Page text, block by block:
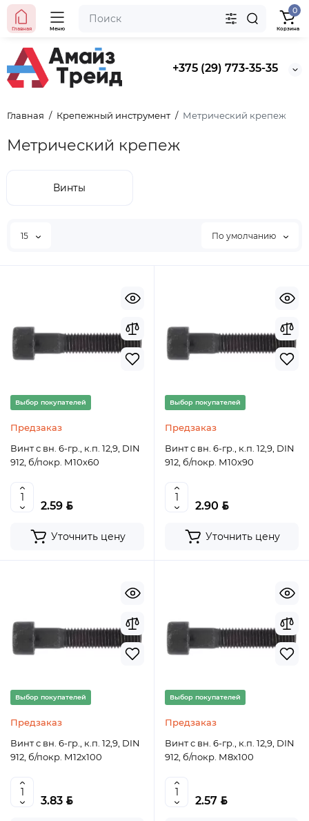
+375 (29) 773-35-35
Главная Меню
0
Корзина
Главная Крепежный инструмент Метрический крепеж
Метрический крепеж
Винты
15 По умолчанию
Выбор покупателей
Предзаказ
Винт с вн. 6-гр., к.п. 12,9, DIN
912, б/покр. М10х60
2.59 BYN
Уточнить цену
Выбор покупателей
Предзаказ
Винт с вн. 6-гр., к.п. 12,9, DIN
912, б/покр. М10х90
2.90 BYN
Уточнить цену
Выбор покупателей
Предзаказ
Винт с вн. 6-гр., к.п. 12,9, DIN
912, б/покр. М12х100
3.83 BYN
Выбор покупателей
Предзаказ
Винт с вн. 6-гр., к.п. 12,9, DIN
912, б/покр. М8х100
2.57 BYN